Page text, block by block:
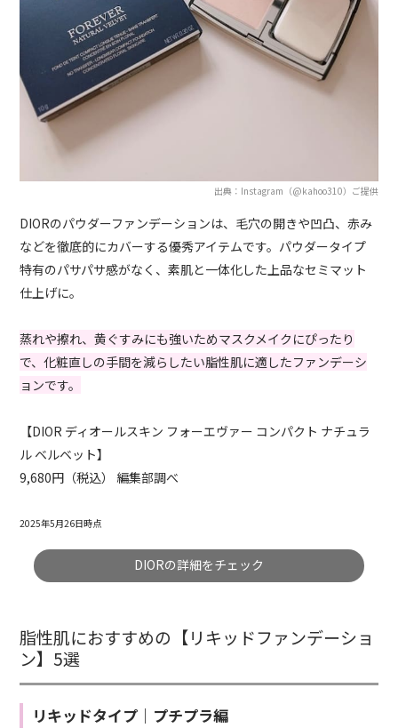
出典：Instagram（@kahoo310）ご提供
DIORのパウダーファンデーションは、毛穴の開きや凹凸、赤み
などを徹底的にカバーする優秀アイテムです。パウダータイプ
特有のパサパサ感がなく、素肌と一体化した上品なセミマット
仕上げに。
蒸れや擦れ、黄ぐすみにも強いためマスクメイクにぴったり
で、化粧直しの手間を減らしたい脂性肌に適したファンデーシ
ョンです。
【DIOR ディオールスキン フォーエヴァー コンパクト ナチュラ
ル ベルベット】
9,680円（税込） 編集部調べ
2025年5月26日時点
DIORの詳細をチェック
脂性肌におすすめの【リキッドファンデーショ
ン】5選
リキッドタイプ｜プチプラ編